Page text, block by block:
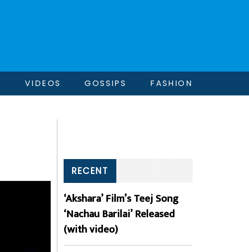
VIDEOS GOSSIPS FASHION
RECENT
‘Akshara’ Film’s Teej Song
‘Nachau Barilai’ Released
(with video)